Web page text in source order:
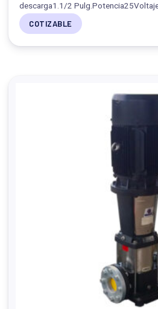
descarga1.1/2
COTIZABLE